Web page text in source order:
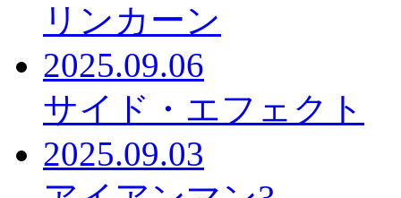
リンカーン
2025.09.06
サイド・エフェクト
2025.09.03